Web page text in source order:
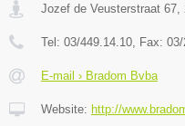
Jozef de Veusterstraat 67
Tel: 03/449.14.10 , Fax:
E-mail › Bradom Bvba
Website: http://